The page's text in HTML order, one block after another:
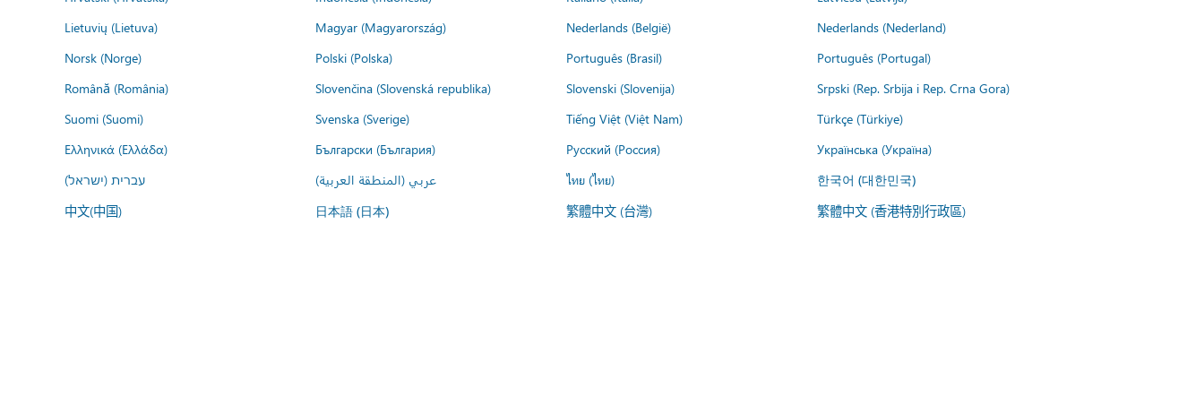
Lietuvių (Lietuva)
Magyar (Magyarország) Nederlands (België)
Nederlands (Nederland)
Norsk (Norge)
Polski (Polska) Português (Brasil)
Português (Portugal)
Română (România)
Slovenčina (Slovenská republika) Slovenski (Slovenija)
Srpski (Rep. Srbija i Rep. Crna Gora)
Suomi (Suomi)
Svenska (Sverige) Tiếng Việt (Việt Nam)
Türkçe (Türkiye)
Ελληνικά (Ελλάδα)
Български (България) Русский (Россия)
Українська (Україна)
עברית (ישראל)
عربي (المنطقة العربية) ไทย (ไทย) 한국어 (대한민국)
中文(中国) 日本語 (日本) 繁體中文 (台灣) 繁體中文 (香港特別行政區)